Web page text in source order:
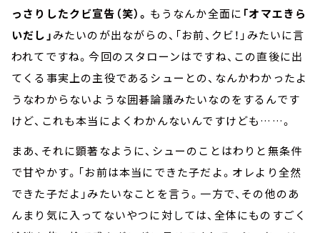
っさりしたクビ宣告（笑）。 もうなんか全面に 「オマエきら
いだし」みたいのが出ながらの、「お前、クビ！」みたいに言
われてですね。今回のスタローンはですね、この直後に出
てくる事実上の主役であるシューとの、なんかわかったよ
うなわからないような囲碁論議みたいなのをするんです
けど、これも本当によくわかんないんですけども……。
まあ、それに顕著なように、シューのことはわりと無条件
で甘やかす。「お前は本当にできた子だよ。オレより全然
できた子だよ」みたいなことを言う。一方で、その他のあ
んまり気に入ってないやつに対しては、全体にものすごく